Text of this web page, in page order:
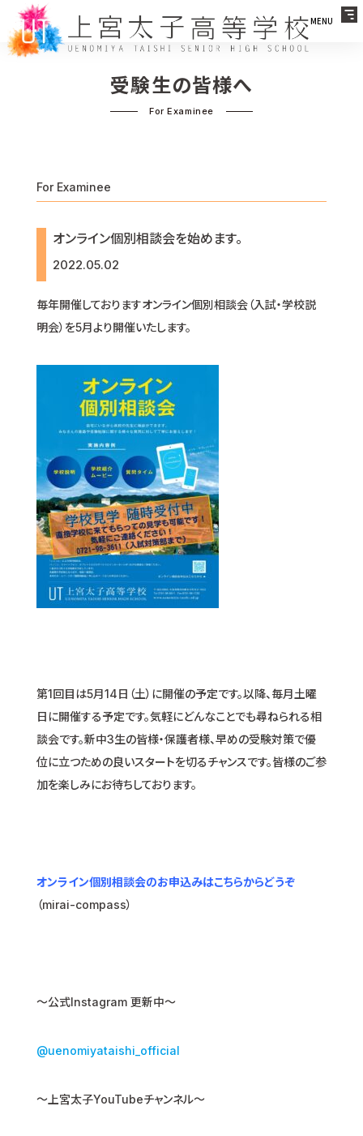
MENU
受験生の皆様へ
For Examinee
オンライン個別相談会を始めます。
2022.05.02
毎年開催しておりますオンライン個別相談会（入試・学校説
明会）を5月より開催いたします。
第1回目は5月14日（土）に開催の予定です。以降、毎月土曜
日に開催する予定です。気軽にどんなことでも尋ねられる相
談会です。新中3生の皆様・保護者様、早めの受験対策で優
位に立つための良いスタートを切るチャンスです。皆様のご参
加を楽しみにお待ちしております。
オンライン個別相談会のお申込みはこちらからどうぞ
（mirai-compass）
〜公式Instagram 更新中〜
@uenomiyataishi_official
～上宮太子YouTubeチャンネル～